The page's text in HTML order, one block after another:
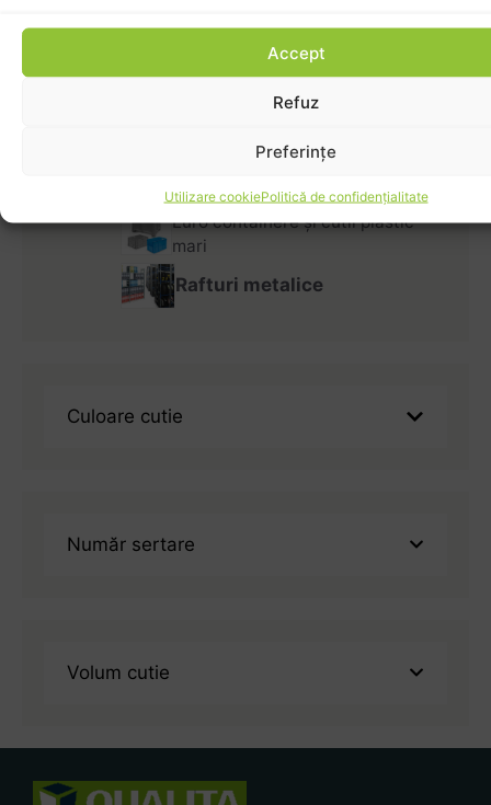
Accept
Refuz
Preferințe
Utilizare cookiePolitică de confidențialitate
Cutii Depozitare cu Capac
Cutii stivuibile
Euro containere și cutii plastic
mari
Rafturi metalice
Culoare cutie
Număr sertare
Volum cutie